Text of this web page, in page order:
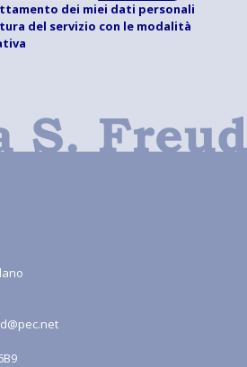
dei miei dati personali
del servizio con le modalità